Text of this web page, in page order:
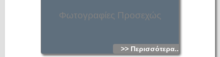
Φωτογραφίες Προσεχώς
>> Περισσότερα...